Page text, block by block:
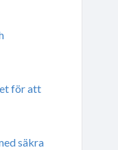
för att
säkra